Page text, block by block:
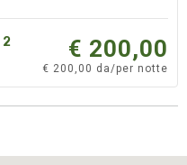
2 € 200,00
€ 200,00 da/per notte